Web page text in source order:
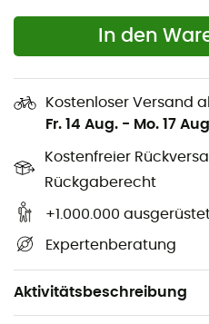
In den
Kostenloser Versand
Fr. 14 Aug. - Mo. 17
Kostenfreier
Rückgaberecht
+1.000.000
Expertenberatung
Aktivitätsbeschreibung
Drei Vislon®-
an der Brusttasche
Gerade Seitennähte
und bequemen
anderen
Gewicht: 431 g